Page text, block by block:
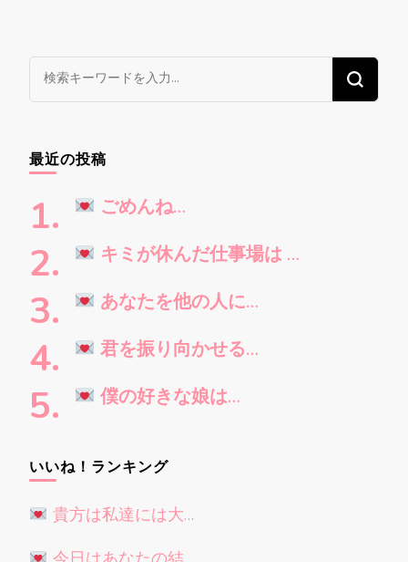
な
に
お
探
し
で
す
か
?
最近の投稿
ごめんね…
キミが休んだ仕事場は …
あなたを他の人に…
君を振り向かせる…
僕の好きな娘は…
いいね！ランキング
貴方は私達には大…